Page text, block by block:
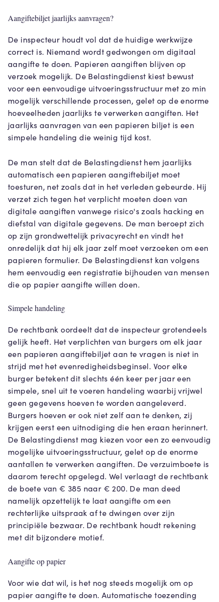
Aangiftebiljet jaarlijks aanvragen?
De inspecteur houdt vol dat de huidige werkwijze
correct is. Niemand wordt gedwongen om digitaal
aangifte te doen. Papieren aangiften blijven op
verzoek mogelijk. De Belastingdienst kiest bewust
voor een eenvoudige uitvoeringsstructuur met zo min
mogelijk verschillende processen, gelet op de enorme
hoeveelheden jaarlijks te verwerken aangiften. Het
jaarlijks aanvragen van een papieren biljet is een
simpele handeling die weinig tijd kost.
De man stelt dat de Belastingdienst hem jaarlijks
automatisch een papieren aangiftebiljet moet
toesturen, net zoals dat in het verleden gebeurde. Hij
verzet zich tegen het verplicht moeten doen van
digitale aangiften vanwege risico's zoals hacking en
diefstal van digitale gegevens. De man beroept zich
op zijn grondwettelijk privacyrecht en vindt het
onredelijk dat hij elk jaar zelf moet verzoeken om een
papieren formulier. De Belastingdienst kan volgens
hem eenvoudig een registratie bijhouden van mensen
die op papier aangifte willen doen.
Simpele handeling
De rechtbank oordeelt dat de inspecteur grotendeels
gelijk heeft. Het verplichten van burgers om elk jaar
een papieren aangiftebiljet aan te vragen is niet in
strijd met het evenredigheidsbeginsel. Voor elke
burger betekent dit slechts één keer per jaar een
simpele, snel uit te voeren handeling waarbij vrijwel
geen gegevens hoeven te worden aangeleverd.
Burgers hoeven er ook niet zelf aan te denken, zij
krijgen eerst een uitnodiging die hen eraan herinnert.
De Belastingdienst mag kiezen voor een zo eenvoudig
mogelijke uitvoeringsstructuur, gelet op de enorme
aantallen te verwerken aangiften. De verzuimboete is
daarom terecht opgelegd. Wel verlaagt de rechtbank
de boete van € 385 naar € 200. De man deed
namelijk opzettelijk te laat aangifte om een
rechterlijke uitspraak af te dwingen over zijn
principiële bezwaar. De rechtbank houdt rekening
met dit bijzondere motief.
Aangifte op papier
Voor wie dat wil, is het nog steeds mogelijk om op
papier aangifte te doen. Automatische toezending